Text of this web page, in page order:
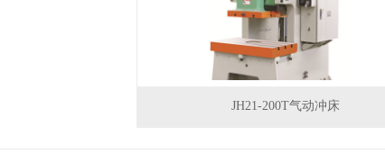
JH21-200T气动冲床